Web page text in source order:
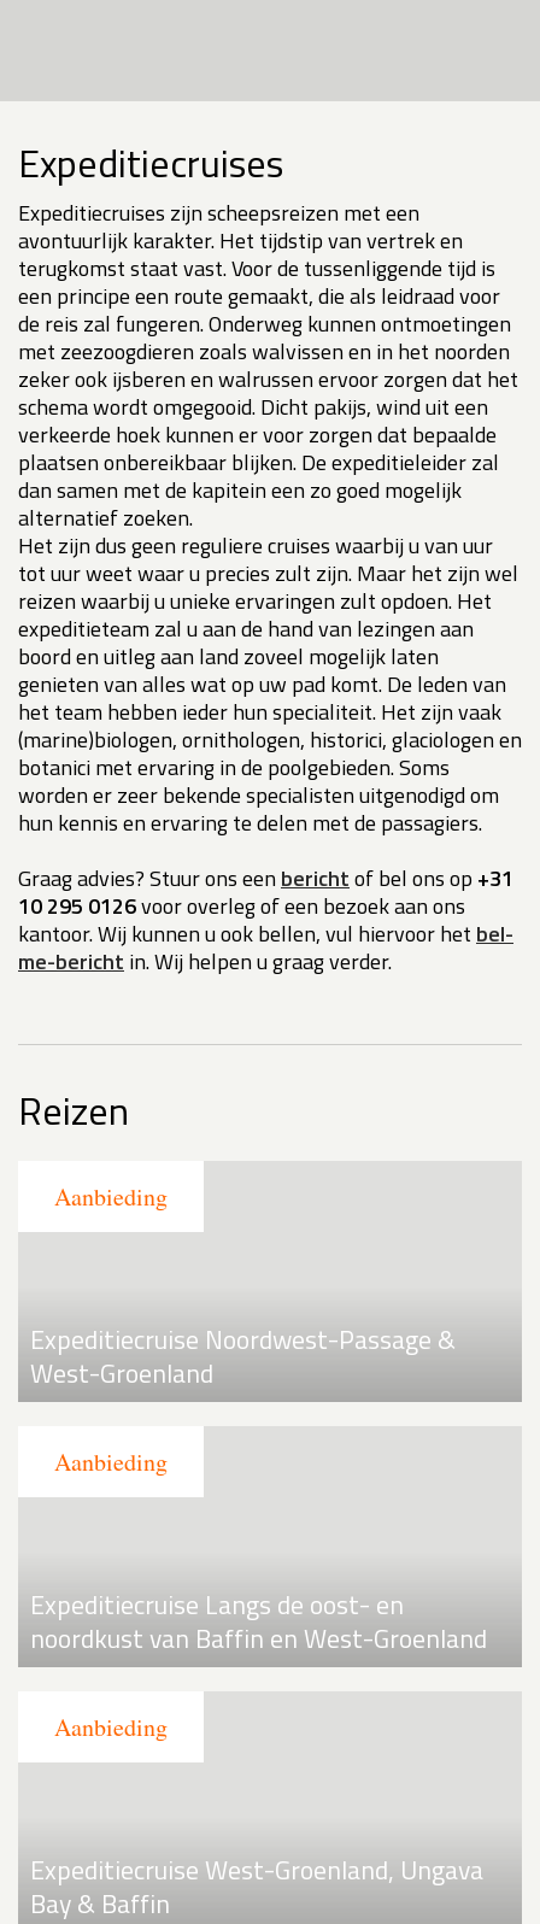
Expeditiecruises
Expeditiecruises zijn scheepsreizen met een
avontuurlijk karakter. Het tijdstip van vertrek en
terugkomst staat vast. Voor de tussenliggende tijd is
een principe een route gemaakt, die als leidraad voor
de reis zal fungeren. Onderweg kunnen ontmoetingen
met zeezoogdieren zoals walvissen en in het noorden
zeker ook ijsberen en walrussen ervoor zorgen dat het
schema wordt omgegooid. Dicht pakijs, wind uit een
verkeerde hoek kunnen er voor zorgen dat bepaalde
plaatsen onbereikbaar blijken. De expeditieleider zal
dan samen met de kapitein een zo goed mogelijk
alternatief zoeken.
Het zijn dus geen reguliere cruises waarbij u van uur
tot uur weet waar u precies zult zijn. Maar het zijn wel
reizen waarbij u unieke ervaringen zult opdoen. Het
expeditieteam zal u aan de hand van lezingen aan
boord en uitleg aan land zoveel mogelijk laten
genieten van alles wat op uw pad komt. De leden van
het team hebben ieder hun specialiteit. Het zijn vaak
(marine)biologen, ornithologen, historici, glaciologen en
botanici met ervaring in de poolgebieden. Soms
worden er zeer bekende specialisten uitgenodigd om
hun kennis en ervaring te delen met de passagiers.
Graag advies? Stuur ons een berichtof bel ons op +31
10 295 0126voor overleg of een bezoek aan ons
kantoor. Wij kunnen u ook bellen, vul hiervoor het bel-
me-bericht in. Wij helpen u graag verder.
Reizen
Expeditiecruise Noordwest-Passage &
West-Groenland
Expeditiecruise Langs de oost- en
noordkust van Baffin en West-Groenland
Expeditiecruise West-Groenland, Ungava
Bay & Baffin